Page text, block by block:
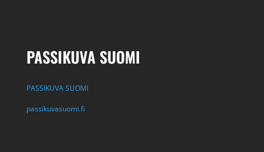
PASSIKUVA SUOMI
PASSIKUVA SUOMI
passikuvasuomi.fi